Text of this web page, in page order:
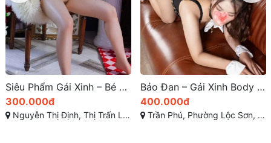
Siêu Phẩm Gái Xinh – Bé Mai: Gái Gọi Liên Nghĩa Giá Rẻ, Siêu Dâm, Cực Tình Cảm, Chiều Chuộng Khách
300.000đ
Nguyễn Thị Định, Thị Trấn Liên Nghĩa, Đức Trọng, Lâm Đồng
Bảo Đan – Gái Xinh Body Nóng Bỏng Sexy tại TP Bảo Lộc
400.000đ
Trần Phú, Phường Lộc Sơn, Bảo Lộc, Lâm Đồng